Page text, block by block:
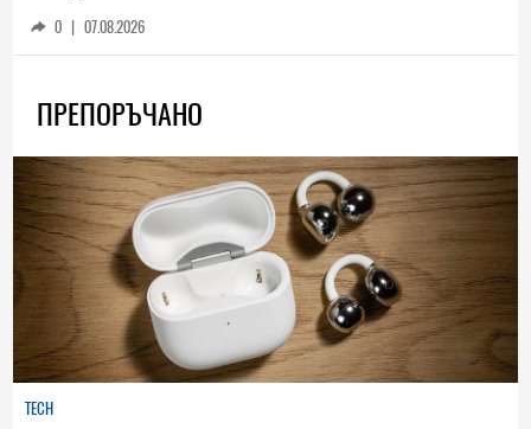
0 | 07.08.2026
ПРЕПОРЪЧАНО
TECH